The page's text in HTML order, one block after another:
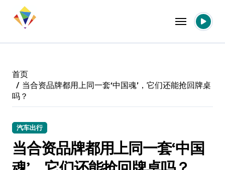
首页
当合资品牌都用上同一套‘中国魂’，它们还能抢回牌桌
吗？
汽车出行
当合资品牌都用上同一套‘中国